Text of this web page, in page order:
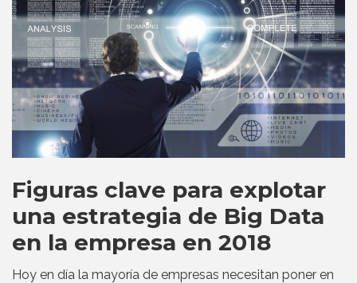
Figuras clave para explotar
una estrategia de Big Data
en la empresa en 2018
Hoy en día la mayoría de empresas necesitan poner en